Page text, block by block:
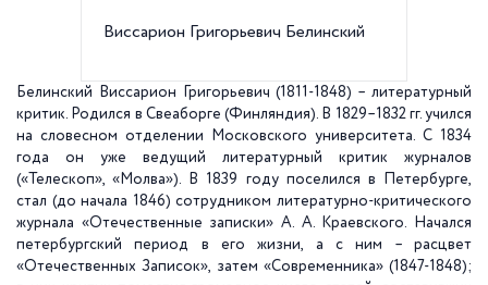
Виссарион Григорьевич Белинский
Белинский Виссарион Григорьевич (1811-1848) – литературный
критик. Родился в Свеаборге (Финляндия). В 1829–1832 гг. учился
на словесном отделении Московского университета. С 1834
года он уже ведущий литературный критик журналов
(«Телескоп», «Молва»). В 1839 году поселился в Петербурге,
стал (до начала 1846) сотрудником литературно-критического
журнала «Отечественные записки» А. А. Краевского. Начался
петербургский период в его жизни, а с ним – расцвет
«Отечественных Записок», затем «Современника» (1847-1848);